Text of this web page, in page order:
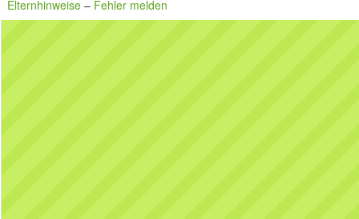
Elternhinweise – Fehler melden